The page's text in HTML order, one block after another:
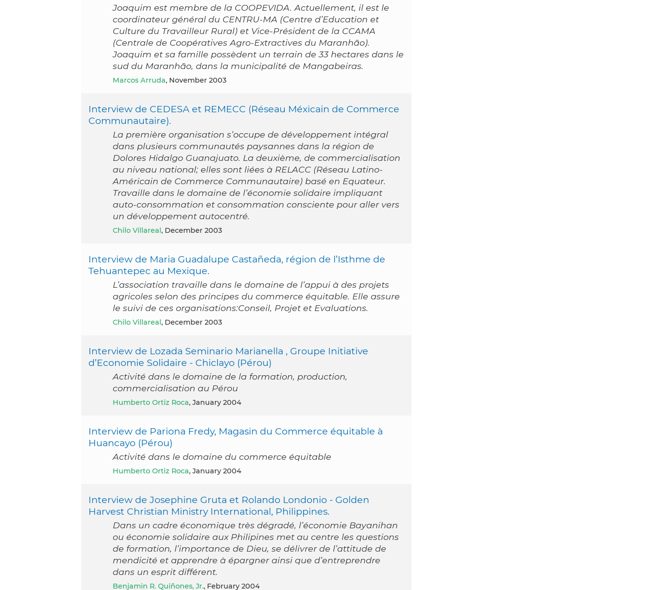
Joaquim est membre de la COOPEVIDA. Actuellement, il est le
coordinateur général du CENTRU-MA (Centre d’Education et
Culture du Travailleur Rural) et Vice-Président de la CCAMA
(Centrale de Coopératives Agro-Extractives du Maranhão).
Joaquim et sa famille possèdent un terrain de 33 hectares dans le
sud du Maranhão, dans la municipalité de Mangabeiras.
Marcos Arruda, November 2003
Interview de CEDESA et REMECC (Réseau Méxicain de Commerce
Communautaire).
La première organisation s’occupe de développement intégral
dans plusieurs communautés paysannes dans la région de
Dolores Hidalgo Guanajuato. La deuxième, de commercialisation
au niveau national; elles sont liées à RELACC (Réseau Latino-
Américain de Commerce Communautaire) basé en Equateur.
Travaille dans le domaine de l’économie solidaire impliquant
auto-consommation et consommation consciente pour aller vers
un développement autocentré.
Chilo Villareal, December 2003
Interview de Maria Guadalupe Castañeda, région de l’Isthme de
Tehuantepec au Mexique.
L’association travaille dans le domaine de l’appui à des projets
agricoles selon des principes du commerce équitable. Elle assure
le suivi de ces organisations:Conseil, Projet et Evaluations.
Chilo Villareal, December 2003
Interview de Lozada Seminario Marianella , Groupe Initiative
d’Economie Solidaire - Chiclayo (Pérou)
Activité dans le domaine de la formation, production,
commercialisation au Pérou
Humberto Ortiz Roca, January 2004
Interview de Pariona Fredy, Magasin du Commerce équitable à
Huancayo (Pérou)
Activité dans le domaine du commerce équitable
Humberto Ortiz Roca, January 2004
Interview de Josephine Gruta et Rolando Londonio - Golden
Harvest Christian Ministry International, Philippines.
Dans un cadre économique très dégradé, l’économie Bayanihan
ou économie solidaire aux Philipines met au centre les questions
de formation, l’importance de Dieu, se délivrer de l’attitude de
mendicité et apprendre à épargner ainsi que d’entreprendre
dans un esprit différent.
Benjamin R. Quiñones, Jr., February 2004